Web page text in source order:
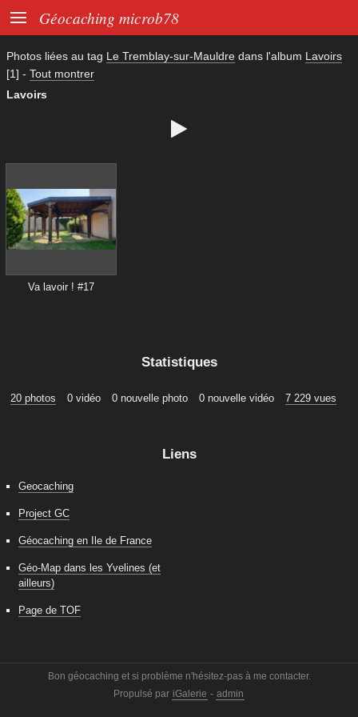
 Géocaching microb78
Photos liées au tag Le Tremblay-sur-Mauldre dans l'album Lavoirs
[1] - Tout montrer
Lavoirs

Va lavoir ! #17
Statistiques
20 photos 0 vidéo 0 nouvelle photo 0 nouvelle vidéo 7 229 vues
Liens
Geocaching
Project GC
Géocaching en Ile de France
Géo-Map dans les Yvelines (et
ailleurs)
Page de TOF
Bon géocaching et si problème n'hésitez-pas à me contacter.
Propulsé par iGalerie - admin